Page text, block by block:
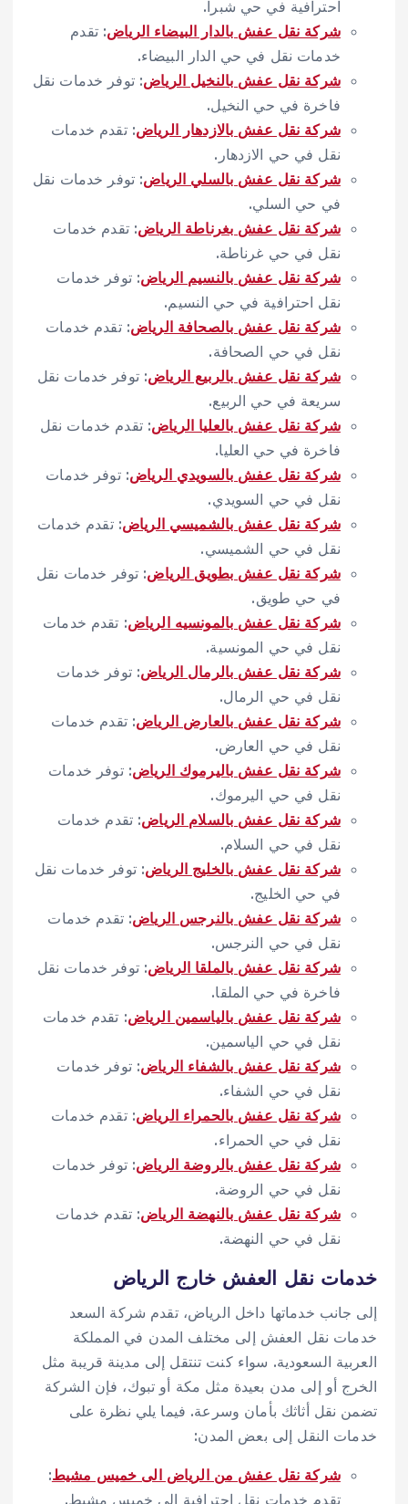
احترافية في حي شبرا.
شركة نقل عفش بالدار البيضاء الرياض: تقدم
خدمات نقل في حي الدار البيضاء.
شركة نقل عفش بالنخيل الرياض: توفر خدمات نقل
فاخرة في حي النخيل.
شركة نقل عفش بالازدهار الرياض: تقدم خدمات
نقل في حي الازدهار.
شركة نقل عفش بالسلي الرياض: توفر خدمات نقل
في حي السلي.
شركة نقل عفش بغرناطة الرياض: تقدم خدمات
نقل في حي غرناطة.
شركة نقل عفش بالنسيم الرياض: توفر خدمات
نقل احترافية في حي النسيم.
شركة نقل عفش بالصحافة الرياض: تقدم خدمات
نقل في حي الصحافة.
شركة نقل عفش بالربيع الرياض: توفر خدمات نقل
سريعة في حي الربيع.
شركة نقل عفش بالعليا الرياض: تقدم خدمات نقل
فاخرة في حي العليا.
شركة نقل عفش بالسويدي الرياض: توفر خدمات
نقل في حي السويدي.
شركة نقل عفش بالشميسي الرياض: تقدم خدمات
نقل في حي الشميسي.
شركة نقل عفش بطويق الرياض: توفر خدمات نقل
في حي طويق.
شركة نقل عفش بالمونسيه الرياض: تقدم خدمات
نقل في حي المونسية.
شركة نقل عفش بالرمال الرياض: توفر خدمات
نقل في حي الرمال.
شركة نقل عفش بالعارض الرياض: تقدم خدمات
نقل في حي العارض.
شركة نقل عفش باليرموك الرياض: توفر خدمات
نقل في حي اليرموك.
شركة نقل عفش بالسلام الرياض: تقدم خدمات
نقل في حي السلام.
شركة نقل عفش بالخليج الرياض: توفر خدمات نقل
في حي الخليج.
شركة نقل عفش بالنرجس الرياض: تقدم خدمات
نقل في حي النرجس.
شركة نقل عفش بالملقا الرياض: توفر خدمات نقل
فاخرة في حي الملقا.
شركة نقل عفش بالياسمين الرياض: تقدم خدمات
نقل في حي الياسمين.
شركة نقل عفش بالشفاء الرياض: توفر خدمات
نقل في حي الشفاء.
شركة نقل عفش بالحمراء الرياض: تقدم خدمات
نقل في حي الحمراء.
شركة نقل عفش بالروضة الرياض: توفر خدمات
نقل في حي الروضة.
شركة نقل عفش بالنهضة الرياض: تقدم خدمات
نقل في حي النهضة.
خدمات نقل العفش خارج الرياض
إلى جانب خدماتها داخل الرياض، تقدم شركة السعد
خدمات نقل العفش إلى مختلف المدن في المملكة
العربية السعودية. سواء كنت تنتقل إلى مدينة قريبة مثل
الخرج أو إلى مدن بعيدة مثل مكة أو تبوك، فإن الشركة
تضمن نقل أثاثك بأمان وسرعة. فيما يلي نظرة على
خدمات النقل إلى بعض المدن:
شركة نقل عفش من الرياض الى خميس مشيط:
تقدم خدمات نقل احترافية إلى خميس مشيط.